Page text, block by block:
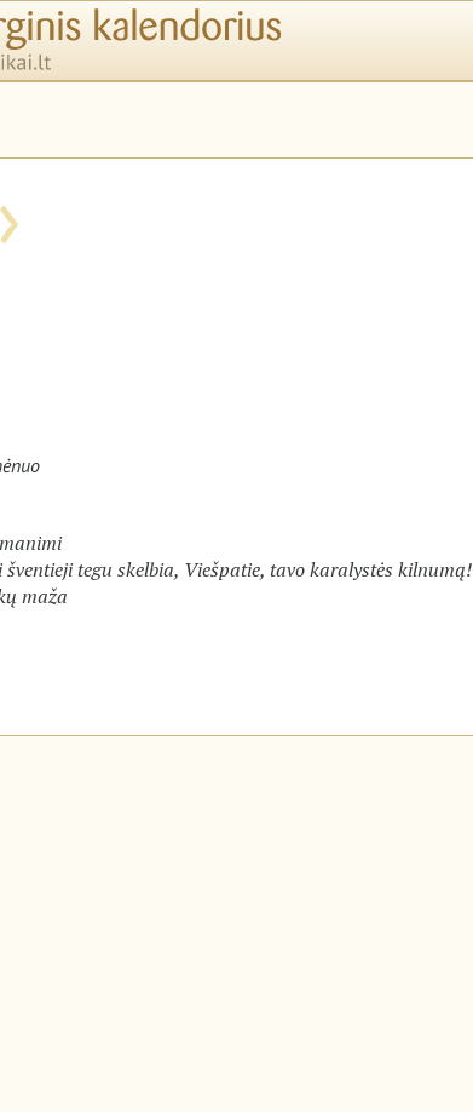
›
šventieji tegu skelbia, Viešpatie, tavo karalystės kilnumą!
maža